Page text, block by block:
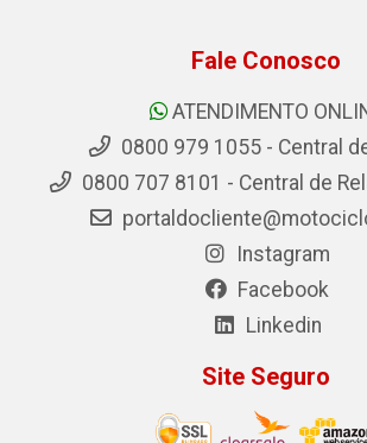
Fale Conosco
ATENDIMENTO
0800 979 1055 - Central
0800 707 8101 - Central de
Instagram
Facebook
Linkedin
Site Seguro